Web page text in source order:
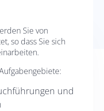
Sie von
so dass Sie sich
und